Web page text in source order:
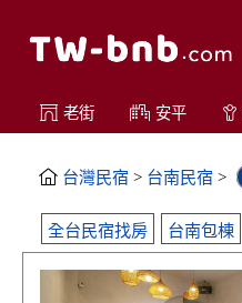
老街 安平
台灣民宿 > 台南民宿 >
全台民宿找房 台南包棟